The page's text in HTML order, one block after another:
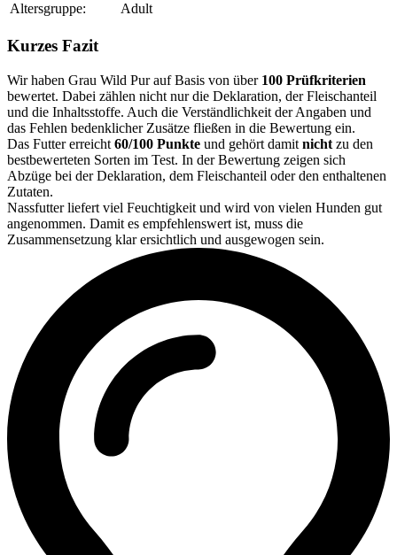
Altersgruppe:
Adult
Kurzes Fazit
Wir haben Grau Wild Pur auf Basis von über 100 Prüfkriterien
bewertet. Dabei zählen nicht nur die Deklaration, der Fleischanteil
und die Inhaltsstoffe. Auch die Verständlichkeit der Angaben und
das Fehlen bedenklicher Zusätze fließen in die Bewertung ein.
Das Futter erreicht 60/100 Punkte und gehört damit nicht zu den
bestbewerteten Sorten im Test. In der Bewertung zeigen sich
Abzüge bei der Deklaration, dem Fleischanteil oder den enthaltenen
Zutaten.
Nassfutter liefert viel Feuchtigkeit und wird von vielen Hunden gut
angenommen. Damit es empfehlenswert ist, muss die
Zusammensetzung klar ersichtlich und ausgewogen sein.